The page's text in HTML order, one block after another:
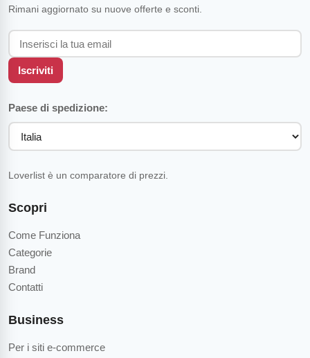
Scopri
Come Funziona
Categorie
Brand
Contatti
Business
Per i siti e-commerce
Rimani aggiornato su nuove offerte e sconti.
Iscriviti
Paese di spedizione:
Loverlist è un comparatore di prezzi.